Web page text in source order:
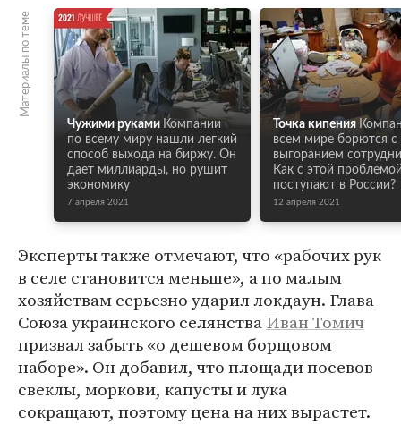
Материалы по теме
Чужими руками Компании
по всему миру нашли легкий
способ выхода на биржу. Он
дает миллиарды, но рушит
экономику
7 апреля 2021
Точка кипения
всем мире борются с
выгоранием
Как с этой
поступают в России?
12 апреля 2021
Эксперты также отмечают, что «рабочих рук
в селе становится меньше», а по малым
хозяйствам серьезно ударил локдаун. Глава
Союза украинского селянстваИван Томич
призвал забыть «о дешевом борщовом
наборе». Он добавил, что площади посевов
свеклы, моркови, капусты и лука
сокращают, поэтому цена на них вырастет.